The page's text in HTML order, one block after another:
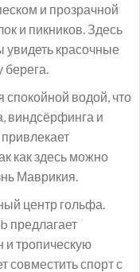
и прозрачной
и пикников. Здесь
увидеть красочные
берега.
спокойной водой, что
виндсёрфинга и
как здесь можно
Маврикия.
центр гольфа.
предлагает
и тропическую
совместить спорт с